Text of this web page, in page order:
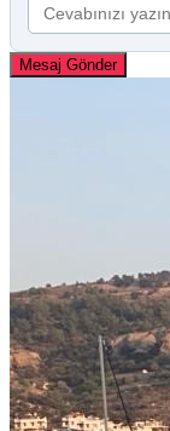
Mesaj Gönder